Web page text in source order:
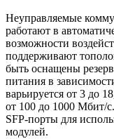
Неуправляемые
работают в
возможности
поддерживают
быть оснащены
питания в
варьируется от 3 до
от 100 до 1000 Мбит/
SFP-порты для
модулей.